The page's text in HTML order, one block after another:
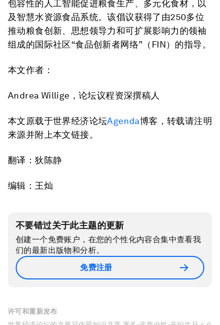
包容性的人工智能促进粮食生产、多元化食材，以
及智慧水资源食品系统。该倡议获得了由250多位
推动粮食创新、思想领导力和可扩展影响力的领袖
组成的国际社区“食品创新者网络”（FIN）的指导。
本文作者：
Andrea Willige，论坛议程资深撰稿人
本文原载于世界经济论坛Agenda博客，转载请注明
来源并附上本文链接。
翻译：狄陈静
编辑：王灿
不要错过关于此主题的更新
创建一个免费账户，在您的个性化内容合集中查看我
们的最新出版物和分析。
免费注册
许可和重新发布